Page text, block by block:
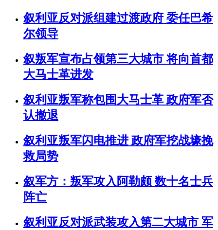
叙利亚反对派组建过渡政府 委任巴希
尔领导
叙叛军宣布占领第三大城市 将向首都
大马士革进发
叙利亚叛军称包围大马士革 政府军否
认撤退
叙利亚叛军闪电推进 政府军挖战壕挽
救局势
叙军方：叛军攻入阿勒颇 数十名士兵
阵亡
叙利亚反对派武装攻入第二大城市 军